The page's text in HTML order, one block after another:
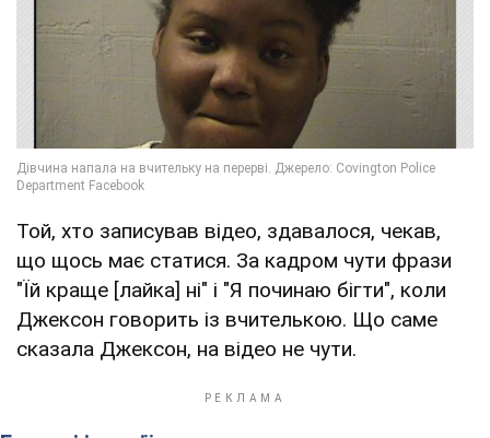
Той, хто записував відео, здавалося, чекав,
що щось має статися. За кадром чути фрази
"Їй краще [лайка] ні" і "Я починаю бігти", коли
Джексон говорить із вчителькою. Що саме
сказала Джексон, на відео не чути.